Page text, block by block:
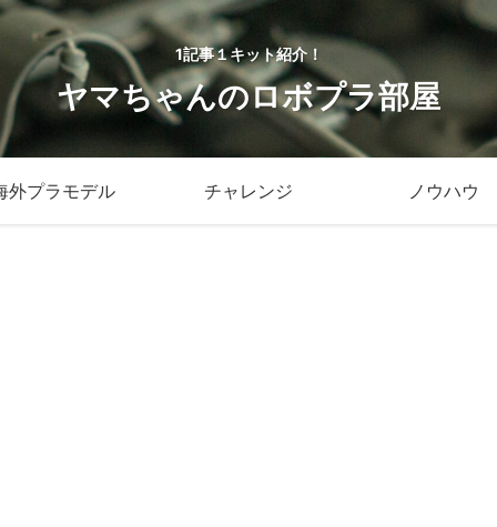
1記事１キット紹介！
ヤマちゃんのロボプラ部屋
外プラモデル チャレンジ ノウハウ